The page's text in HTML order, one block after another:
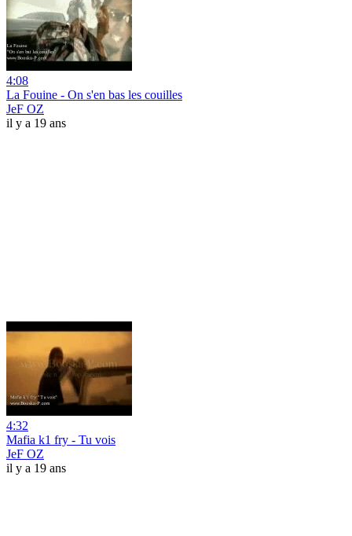
4:08
La Fouine - On s'en bas les couilles
JeF OZ
il y a 19 ans
4:32
Mafia k1 fry - Tu vois
JeF OZ
il y a 19 ans